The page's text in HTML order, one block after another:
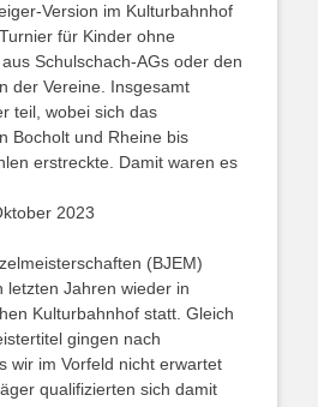
Version im Kulturbahnhof
für Kinder ohne
Schulschach-AGs oder den
der Vereine. Insgesamt
teil, wobei sich das
Bocholt und Rheine bis
erstreckte. Damit waren es
2023
(BJEM)
letzten Jahren wieder in
Kulturbahnhof statt. Gleich
gingen nach
wir im Vorfeld nicht erwartet
qualifizierten sich damit